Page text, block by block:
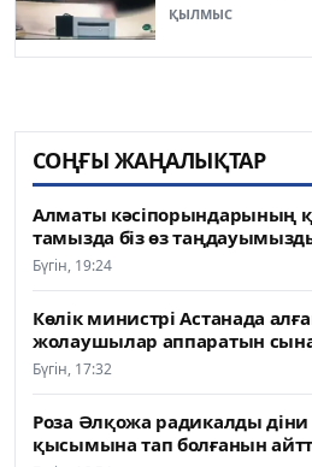
ҚЫЛМЫС
СОҢҒЫ ЖАҢАЛЫҚТАР
Алматы кәсіпорындарының
тамызда біз өз
Бүгін, 19:24
Көлік министрі Астанада
жолаушылар аппаратын
Бүгін, 17:32
Роза Әлқожа радикалды
қысымына тап болғанын